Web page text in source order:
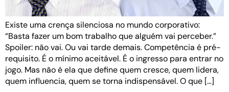
Existe uma crença silenciosa no mundo corporativo:
“Basta fazer um bom trabalho que alguém vai perceber.”
Spoiler: não vai. Ou vai tarde demais. Competência é pré-
requisito. É o mínimo aceitável. É o ingresso para entrar no
jogo. Mas não é ela que define quem cresce, quem lidera,
quem influencia, quem se torna indispensável. O que […]